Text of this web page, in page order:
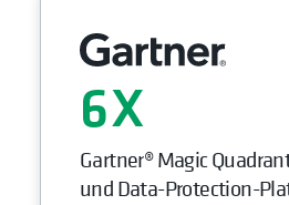
6
Gartner® Magic
und Data-Protection-